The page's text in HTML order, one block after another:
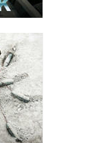
ad
e la famiglia
del tempo con
un poligono di
stato ucciso
della folla
Altre persone